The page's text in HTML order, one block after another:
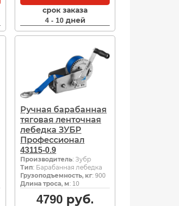
срок заказа
4 - 10 дней
Ручная барабанная
тяговая ленточная
лебедка ЗУБР
Профессионал
43115-0.9
Производитель: Зубр
Тип: Барабанная лебедка
Грузоподъемность, кг: 900
Длина троса, м: 10
4790руб.